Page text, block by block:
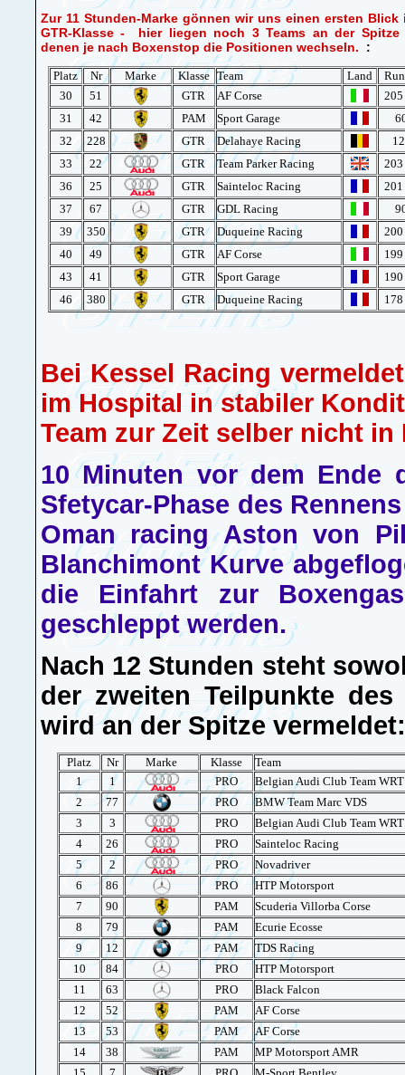
Zur 11 Stunden-Marke gönnen wir uns einen ersten Blick
GTR-Klasse - hier liegen noch 3 Teams an der Spitze
denen je nach Boxenstop die Positionen wechseln. :
Platz Nr Marke Klasse Team Land
30
51 GTR AF Corse
205
31
42 PAM Sport Garage
32
228 GTR Delahaye Racing
33
22 GTR Team Parker Racing
203
36
25 GTR Sainteloc Racing
201
37
67 GTR GDL Racing
39
350 GTR Duqueine Racing
200
40
49 GTR AF Corse
43
41 GTR Sport Garage
46
380 GTR Duqueine Racing
Bei Kessel Racing
im Hospital in stabiler
Team zur Zeit selber nicht
10 Minuten vor dem Ende
Sfetycar-Phase des
Oman racing Aston von
Blanchimont Kurve
die Einfahrt zur
geschleppt werden.
Nach 12 Stunden steht
der zweiten Teilpunkte
wird an der Spitze vermeldet:
Platz Nr Marke Klasse
Team
1
1 PRO
Belgian Audi Club Team WRT
2
77 PRO
BMW Team Marc VDS
3
3 PRO
Belgian Audi Club Team WRT
4
26 PRO
Sainteloc Racing
5
2 PRO
Novadriver
6
86 PRO
HTP Motorsport
7
90 PAM
Scuderia Villorba Corse
8
79 PAM
Ecurie Ecosse
9
12 PAM
TDS Racing
10
84 PRO
HTP Motorsport
11
63 PRO
Black Falcon
12
52 PAM
AF Corse
13
53 PAM
AF Corse
14
38 PAM
MP Motorsport AMR